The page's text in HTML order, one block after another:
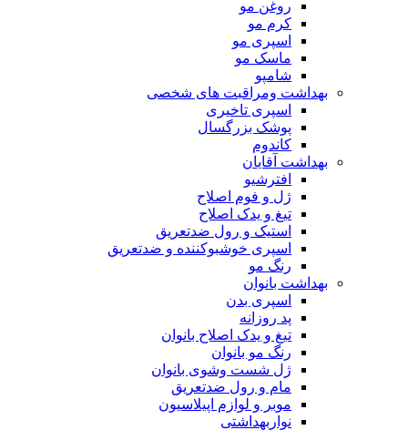
روغن مو
کرم مو
اسپری مو
ماسک مو
شامپو
بهداشت ومراقبت های شخصی
اسپری تاخیری
پوشک بزرگسال
کاندوم
بهداشت آقایان
افترشیو
ژل و فوم اصلاح
تیغ و یدک اصلاح
استیک و رول ضدتعریق
اسپری خوشبوکننده و ضدتعریق
رنگ مو
بهداشت بانوان
اسپری بدن
پد روزانه
تیغ و یدک اصلاح بانوان
رنگ مو بانوان
ژل شست وشوی بانوان
مام و رول ضدتعریق
موبر و لوازم اپیلاسیون
نواربهداشتی